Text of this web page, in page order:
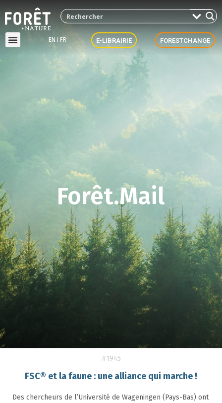
EN FR E-LIBRAIRIE FORESTCHANGE
Forêt.Mail
#1945
FSC® et la faune : une alliance qui marche !
Des chercheurs de l’Université de Wageningen (Pays-Bas) ont